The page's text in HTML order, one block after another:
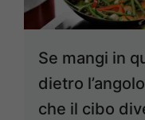
Se mangi in
dietro
che il cibo